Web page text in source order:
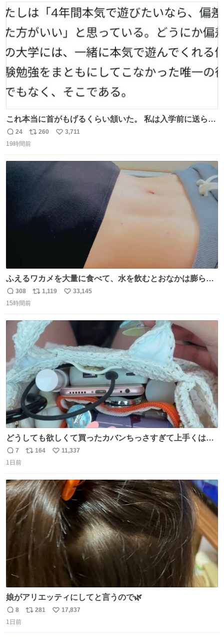
ト
数
数
これ本当に首がもげるくらい頷いた。 私は入学前に送られ
てきた、大学のサークル紹介冊子を見た時点で終わりを感
じたので、女子大でもないくせに偏差値の高い大学のイン
た。 高偏差値に行けないならせめてそれくらいした方が予
後がいいです。 https://t.co/9nMHIrETkw
返
信
24
リ
ポ
260
い
3,711
19時間前
ふえるワカメを大量に食べて、水を飲むとおなかは膨ら
む・・・・！？ ⚠️よい子は絶対マネしないでね⚠️ #夏休み
の自由研究
返
信
308
リ
ト
数
1,119
い
33,145
15時間前
どうしても欲しくて買ったカバンちっさすぎて上手くはめ
ないと荷物入らん。女のカバンってなんでこんなちっさい
の
返
信
7
リ
ト
数
164
い
数
11,337
1日前
娘がアリエッティにしてと言うので🌿
返
信
8
リ
281
い
17,837
1日前